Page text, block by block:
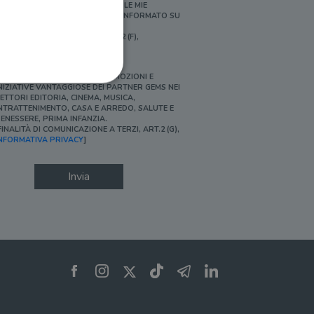
PERSONALIZZATE E IN LINEA CON LE MIE
ABITUDINI DI ACQUISTO, ESSERE INFORMATO SU
[FINALITÀ DI PROFILAZIONE, ART.2 (F),
SÌ, DESIDERO ACCEDERE A PROMOZIONI E
VANTAGGIOSE DEI PARTNER GEMS NEI
EDITORIA, CINEMA, MUSICA,
CASA E ARREDO, SALUTE E
PRIMA INFANZIA.
DI COMUNICAZIONE A TERZI, ART.2 (G),
PRIVACY]
Invia
dell'account. Il sito
per il dominio corrente.